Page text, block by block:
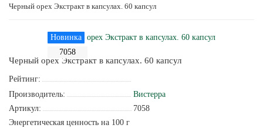
Черный орех Экстракт в капсулах. 60 капсул
Новинка
7058
Черный орех Экстракт в капсулах. 60 капсул
Рейтинг:
Производитель:
Вистерра
Артикул:
7058
Энергетическая ценность на 100 г